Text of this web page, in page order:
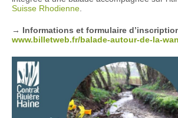
Suisse Rhodienne
→ Informations et formulaire
www.billetweb.fr/balade-autour-de-la-